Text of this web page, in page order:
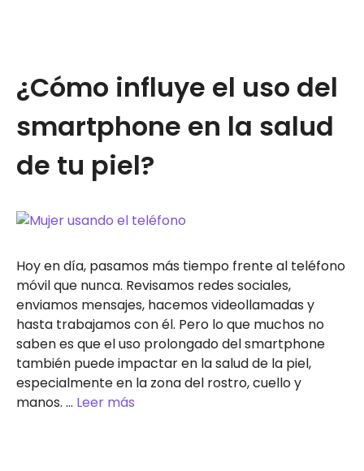
¿Cómo influye el uso del
smartphone en la salud
de tu piel?
Hoy en día, pasamos más tiempo frente al teléfono
móvil que nunca. Revisamos redes sociales,
enviamos mensajes, hacemos videollamadas y
hasta trabajamos con él. Pero lo que muchos no
saben es que el uso prolongado del smartphone
también puede impactar en la salud de la piel,
especialmente en la zona del rostro, cuello y
manos. … Leer más